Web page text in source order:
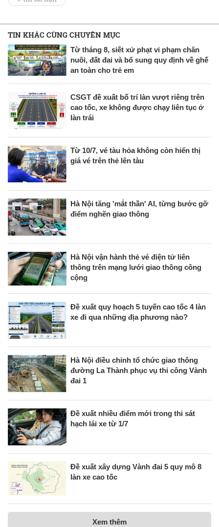
TIN KHÁC CÙNG CHUYÊN MỤC
Từ tháng 8, siết xử phạt vi phạm chăn
nuôi, đất đai và bổ sung quy định về ghế
an toàn cho trẻ em
CSGT đề xuất bố trí làn vượt riêng trên
cao tốc, xe không được chạy liên tục ở
làn trái
Từ 10/7, vé tàu hỏa không còn hiển thị
giá vé trên thẻ lên tàu
Hà Nội tăng 'mắt thần' AI, từng bước gỡ
điểm nghẽn giao thông
Hà Nội vận hành thẻ vé điện tử liên
thông trên mạng lưới giao thông công
cộng
Đề xuất quy hoạch 5 tuyến cao tốc 4 làn
xe đi qua những địa phương nào?
Hà Nội điều chỉnh tổ chức giao thông
đường La Thành phục vụ thi công Vành
đai 1
Đề xuất nhiều điểm mới trong thi sát
hạch lái xe từ 1/7
Đề xuất xây dựng Vành đai 5 quy mô 8
làn xe cao tốc
Xem thêm